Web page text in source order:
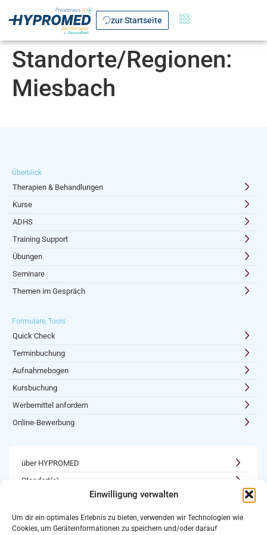
Einwilligung verwalten
Um dir ein optimales Erlebnis zu bieten, verwenden wir Technologien wie
Cookies, um Geräteinformationen zu speichern und/oder darauf
zur Startseite
Standorte/Regionen:
Miesbach
Überblick
Therapien & Behandlungen
Kurse
ADHS
Training Support
Übungen
Seminare
Themen im Gespräch
Formulare, Tools
Quick Check
Terminbuchung
Aufnahmebogen
Kursbuchung
Werbemittel anfordern
Online-Bewerbung
über HYPROMED
Standort(e)
Karriere
Newsletter